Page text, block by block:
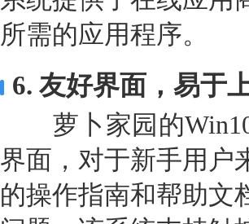
所需的应用程序。
6. 友好界面，易于
萝卜家园的Win10
界面，对于新手用户
的操作指南和帮助文